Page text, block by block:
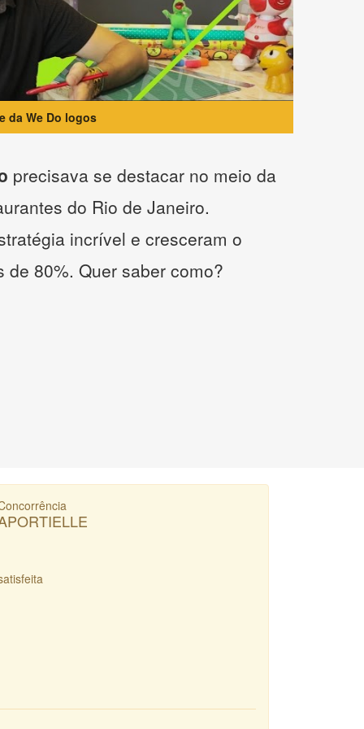
da We Do logos
precisava se destacar no meio da
do Rio de Janeiro.
incrível e cresceram o
de 80%. Quer saber como?